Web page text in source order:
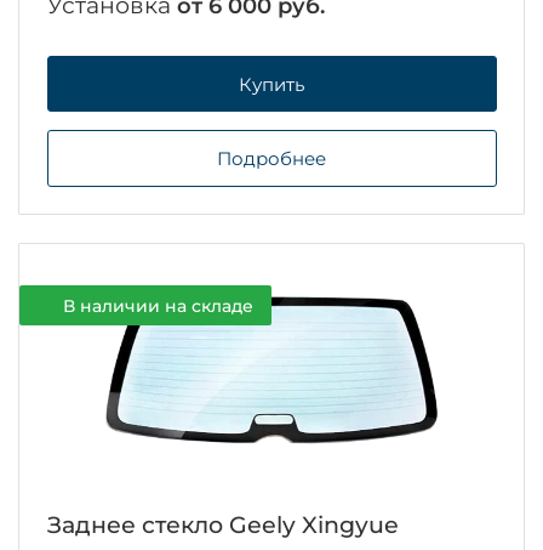
от 6 000 руб.
Купить
Подробнее
В наличии на складе
Заднее стекло Geely Xingyue